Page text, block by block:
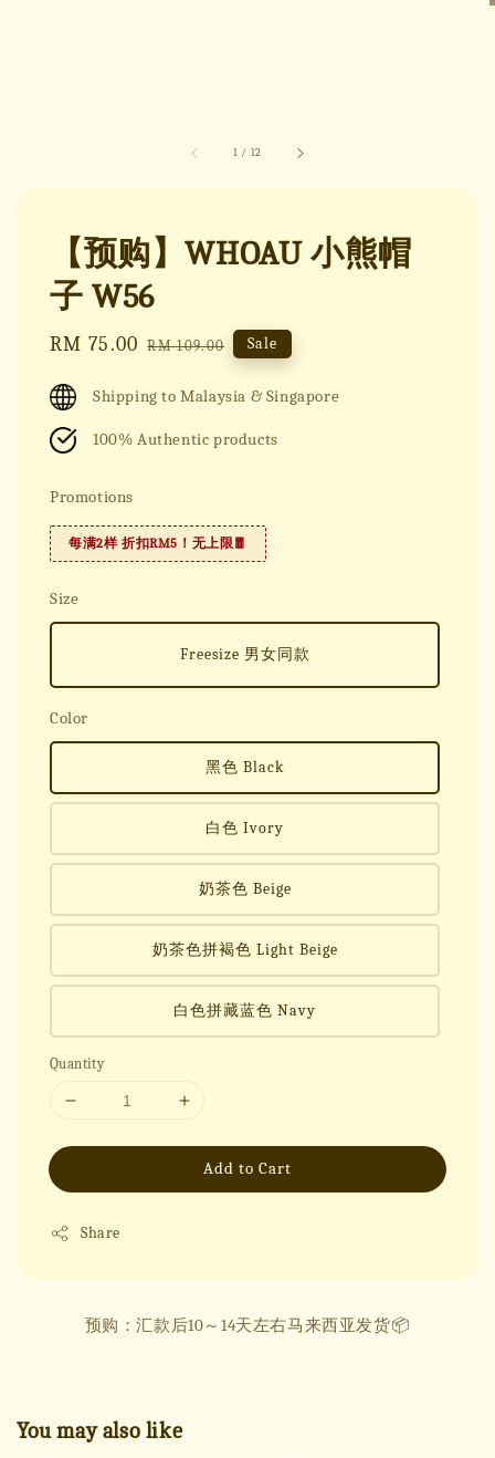
1 / 12
【预购】WHOAU 小熊帽
子 W56
Sale
RM 75.00 Regular
RM 109.00 Sale
Shipping to Malaysia & Singapore
100% Authentic products
Promotions
每满2样 折扣RM5！无上限🧧
Size
Freesize 男女同款
Color
黑色 Black
白色 Ivory
奶茶色 Beige
奶茶色拼褐色 Light Beige
白色拼藏蓝色 Navy
Quantity
Add to Cart
Share
预购：汇款后10～14天左右马来西亚发货📦
You may also like